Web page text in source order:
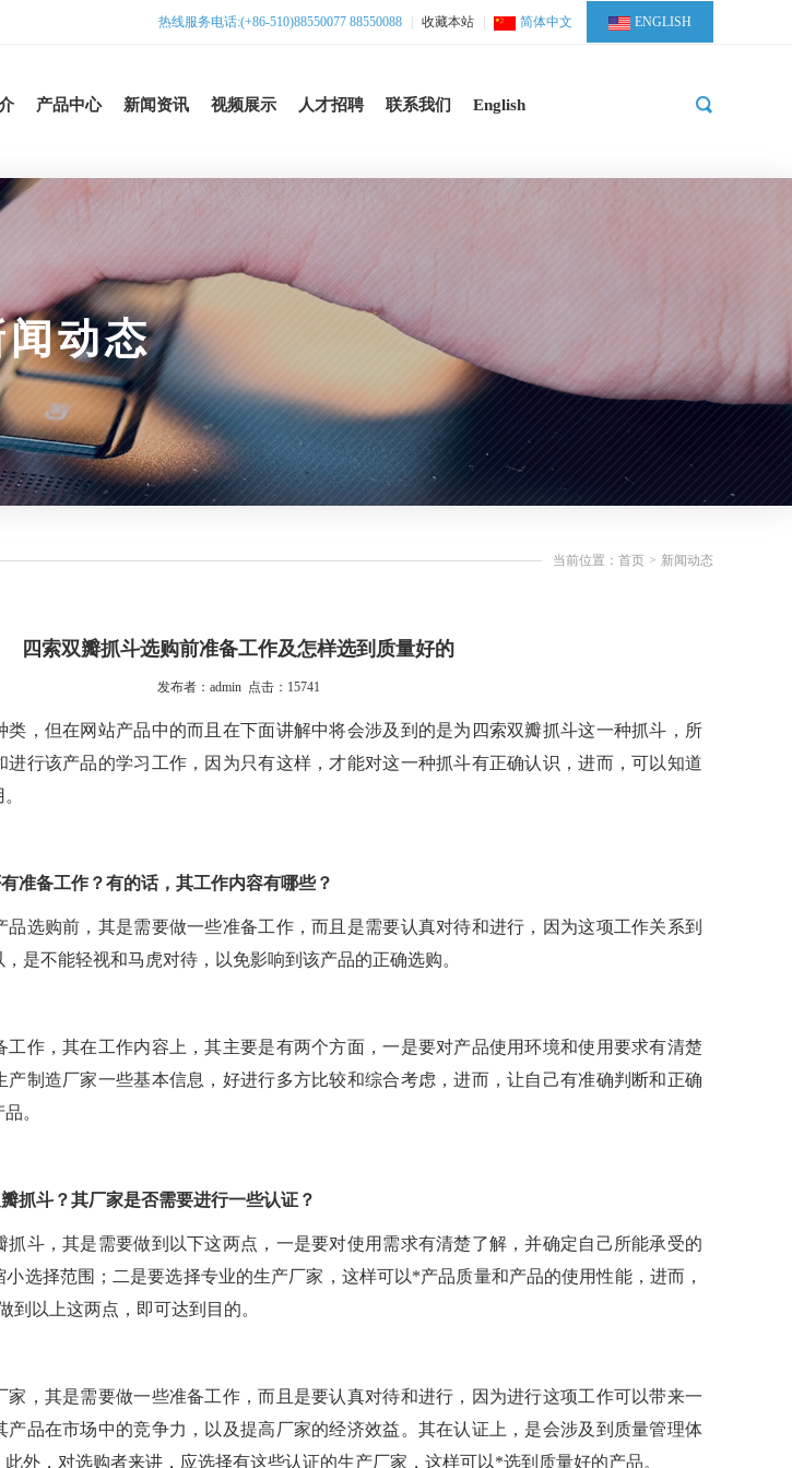
热线服务电话:(+86-510)88550077 88550088 收藏本站 简体中文 ENGLISH
产品中心 新闻资讯 视频展示 人才招聘 联系我们 English
闻动态
当前位置：首页 > 新闻动态
四索双瓣抓斗选购前准备工作及怎样选到质量好的
发布者：admin 点击：15741
类，但在网站产品中的而且在下面讲解中将会涉及到的是为四索双瓣抓斗这一种抓斗，所
进行该产品的学习工作，因为只有这样，才能对这一种抓斗有正确认识，进而，可以知道
准备工作？有的话，其工作内容有哪些？
品选购前，其是需要做一些准备工作，而且是需要认真对待和进行，因为这项工作关系到
是不能轻视和马虎对待，以免影响到该产品的正确选购。
工作，其在工作内容上，其主要是有两个方面，一是要对产品使用环境和使用要求有清楚
产制造厂家一些基本信息，好进行多方比较和综合考虑，进而，让自己有准确判断和正确
。
瓣抓斗？其厂家是否需要进行一些认证？
抓斗，其是需要做到以下这两点，一是要对使用需求有清楚了解，并确定自己所能承受的
选择范围；二是要选择专业的生产厂家，这样可以*产品质量和产品的使用性能，进而，
到以上这两点，即可达到目的。
家，其是需要做一些准备工作，而且是要认真对待和进行，因为进行这项工作可以带来一
产品在市场中的竞争力，以及提高厂家的经济效益。其在认证上，是会涉及到质量管理体
外，对选购者来讲，应选择有这些认证的生产厂家，这样可以*选到质量好的产品。